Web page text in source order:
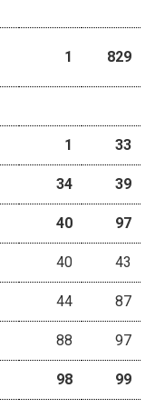
1 829
1 33
34 39
40 97
40 43
44 87
88 97
98 99